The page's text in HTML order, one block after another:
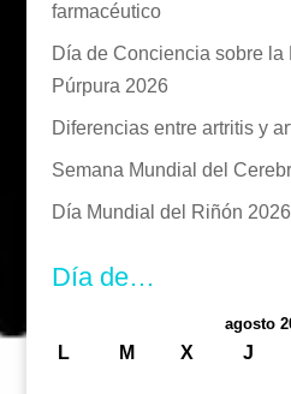
farmacéutico
Día de Conciencia sobre la
Púrpura 2026
Diferencias entre artritis y
Semana Mundial del
Día Mundial del Riñón 2026
Día de…
agosto
L M X J